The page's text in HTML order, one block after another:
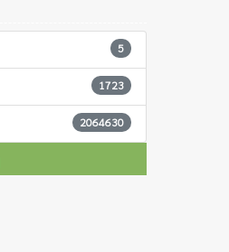
5
1723
2064630